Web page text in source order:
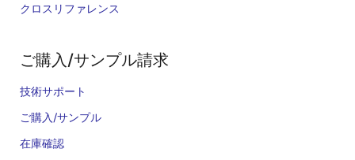
クロスリファレンス
ご購入/サンプル請求
技術サポート
ご購入/サンプル
在庫確認